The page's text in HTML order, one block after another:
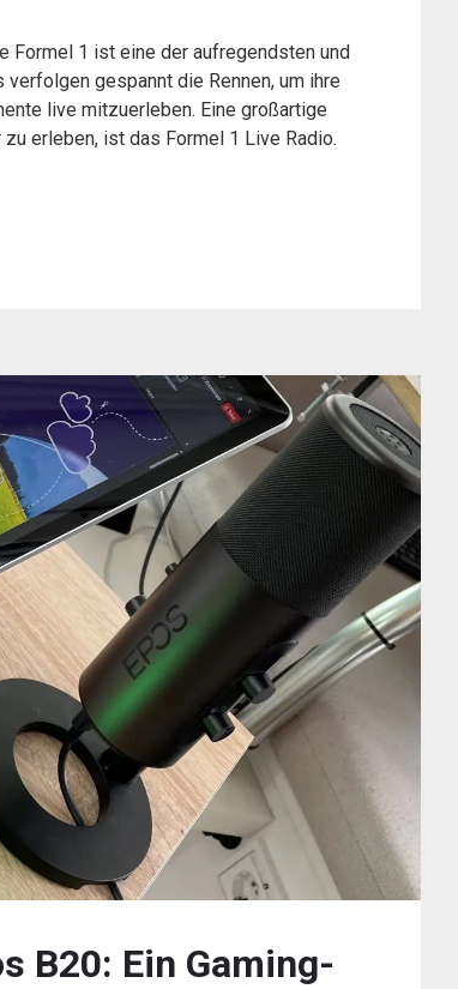
Formel 1 ist eine der aufregendsten und
gespannt die Rennen, um ihre
live mitzuerleben. Eine großartige
erleben, ist das Formel 1 Live Radio.
B20: Ein Gaming-